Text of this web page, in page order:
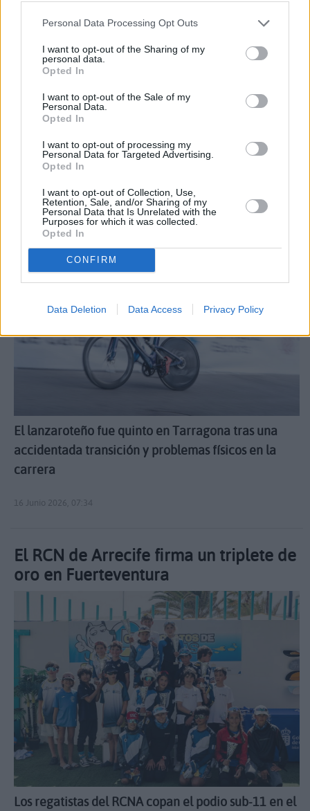
Personal Data Processing Opt Outs
I want to opt-out of the Sharing of my
personal data.
Opted In
I want to opt-out of the Sale of my
Personal Data.
Opted In
I want to opt-out of processing my
Personal Data for Targeted Advertising.
Opted In
I want to opt-out of Collection, Use,
Retention, Sale, and/or Sharing of my
Personal Data that Is Unrelated with the
Purposes for which it was collected.
Opted In
CONFIRM
Data Deletion Data Access Privacy Policy
Tres deportistas del Real Club Náutico de Arrecife
17 Junio 2026, 07:38
Lionel Morales roza el podio europeo
El lanzaroteño fue quinto en Tarragona tras una
accidentada transición y problemas físicos en la
carrera
16 Junio 2026, 07:34
El RCN de Arrecife firma un triplete de
oro en Fuerteventura
Los regatistas del RCNA copan el podio sub-11 en el